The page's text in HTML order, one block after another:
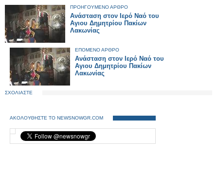
ΠΡΟΗΓΟΥΜΕΝΟ ΑΡΘΡΟ
Ανάσταση στον Ιερό Ναό του
Αγιου Δημητρίου Πακίων
Λακωνίας
ΕΠΟΜΕΝΟ ΑΡΘΡΟ
Ανάσταση στον Ιερό Ναό του
Αγιου Δημητρίου Πακίων
Λακωνίας
ΣΧΟΛΙΑΣΤΕ
ΑΚΟΛΟΥΘΗΣΤΕ ΤΟ NEWSNOWGR.COM